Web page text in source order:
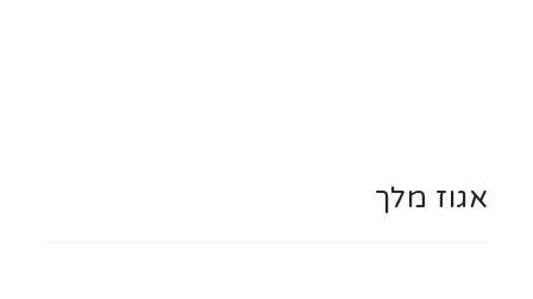
אגוז מלך